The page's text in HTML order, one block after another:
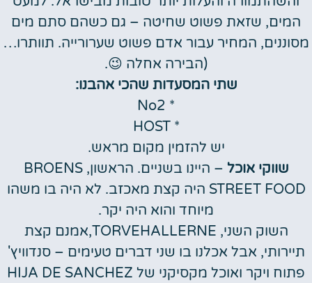
המים, שזאת פשוט שחיטה – גם כשהם סתם מים
מסוננים, המחיר עבור אדם פשוט שערורייה. תוותרו…
(הבירה אחלה 😉.
שתי המסעדות שהכי אהבנו:
* No2
* HOST
יש להזמין מקום מראש.
שווקי אוכל
– היינו בשניים. הראשון, BROENS
STREET FOOD היה קצת מאכזב. לא היה בו משהו
מיוחד והוא היה יקר.
השוק השני, TORVEHALLERNE,אמנם קצת
תיירותי, אבל אכלנו בו שני דברים טעימים – סנדוויץ'
פתוח ויקר ואוכל מקסיקני של HIJA DE SANCHEZ